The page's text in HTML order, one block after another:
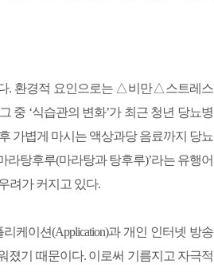
. 환경적 요인으로는 △비만△스트레스
‘식습관의 변화’가 최근 청년 당뇨병
가볍게 마시는 액상과당 음료까지 당뇨
탕후루(마라탕과 탕후루)’라는 유행어
려가 커지고 있다.
케이션(Application)과 개인 인터넷 방송
졌기 때문이다. 이로써 기름지고 자극적